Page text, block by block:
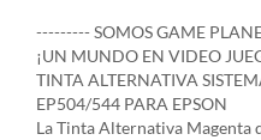
--------- SOMOS GAME
¡UN MUNDO EN VIDEO
TINTA ALTERNATIVA
EP504/544 PARA EPSON
La Tinta Alternativa Magenta